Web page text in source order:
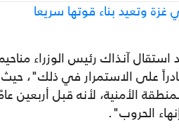
وتعيد بناء قوتها سريعا
آنذاك رئيس الوزراء
على الاستمرار في ذلك"، حيث
الأمنية، لأنه قبل أربعين
الحروب".